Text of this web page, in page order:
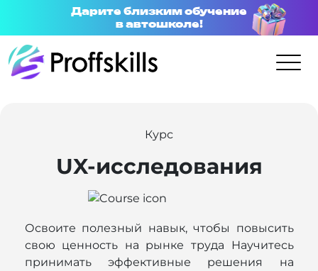
Дарите близким обучение
в автошколе!
Курс
UX-исследования
Освоите полезный навык, чтобы повысить
свою ценность на рынке труда Научитесь
принимать эффективные решения на